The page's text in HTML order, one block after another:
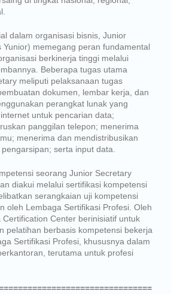
dalam organisasi bisnis, Junior
Yunior) memegang peran fundamental
berkinerja tinggi melalui
Beberapa tugas utama
meliputi pelaksanaan tugas
dokumen, lembar kerja, dan
perangkat lunak yang
untuk pencarian data;
panggilan telepon; menerima
menerima dan mendistribusikan
serta input data.
seorang Junior Secretary
diakui melalui sertifikasi kompetensi
serangkaian uji kompetensi
oleh Lembaga Sertifikasi Profesi. Oleh
Center berinisiatif untuk
pelatihan berbasis kompetensi bekerja
Sertifikasi Profesi, khususnya dalam
terutama untuk profesi